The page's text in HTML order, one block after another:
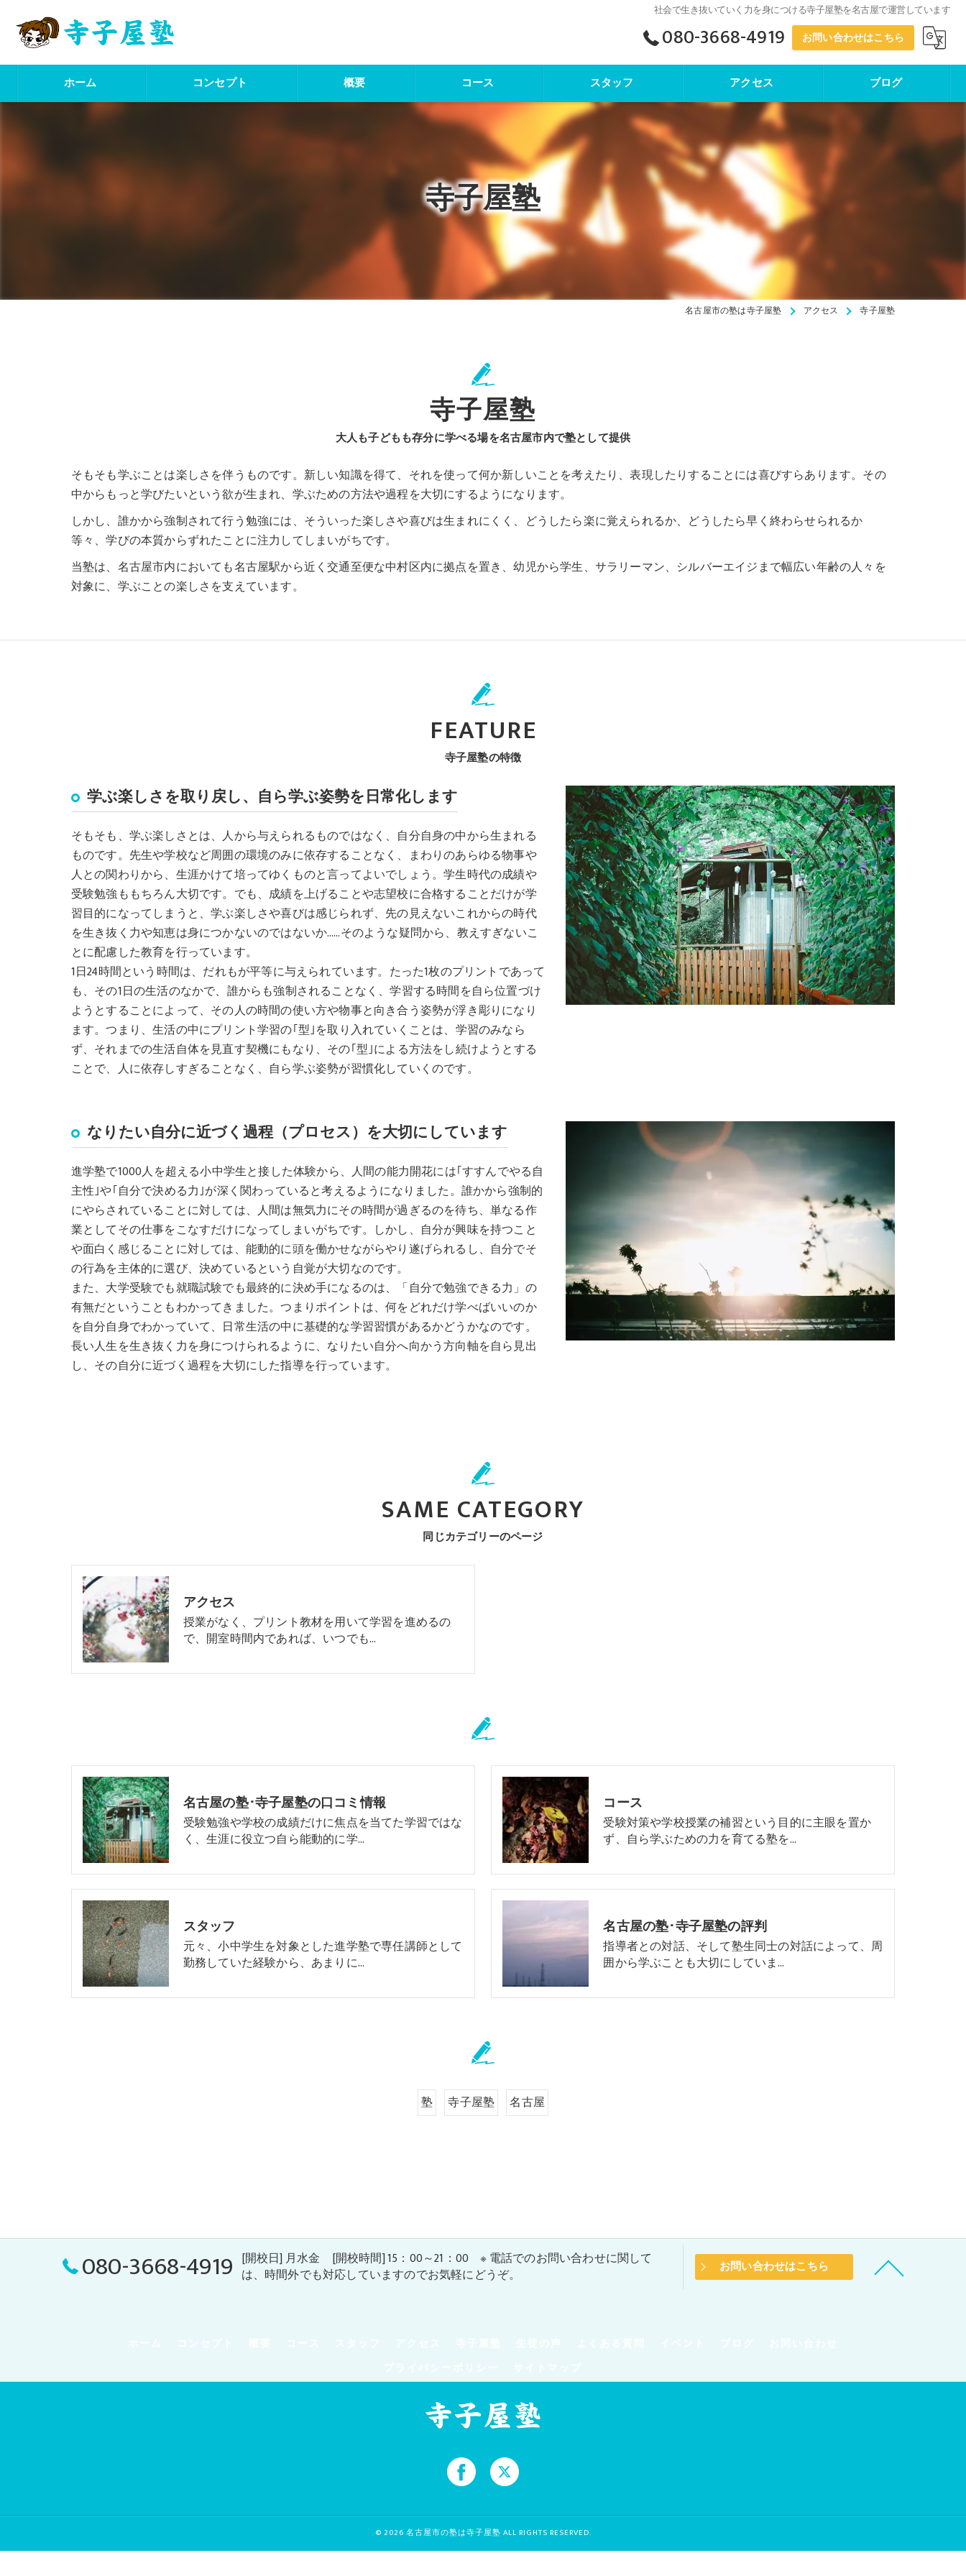
社会で生き抜いていく力を身につける寺子屋塾を名古屋で運営しています
080-3668-4919 お問い合わせはこちら
ホーム コンセプト 概要 コース スタッフ アクセス ブログ
寺子屋塾
名古屋市の塾は寺子屋塾 アクセス 寺子屋塾
大人も子どもも存分に学べる場を名古屋市内で塾として提供
寺子屋塾
そもそも学ぶことは楽しさを伴うものです。新しい知識を得て、それを使って何か新しいことを考えたり、表現したりすることには喜びすらあります。その
中からもっと学びたいという欲が生まれ、学ぶための方法や過程を大切にするようになります。
しかし、誰かから強制されて行う勉強には、そういった楽しさや喜びは生まれにくく、どうしたら楽に覚えられるか、どうしたら早く終わらせられるか
等々、学びの本質からずれたことに注力してしまいがちです。
当塾は、名古屋市内においても名古屋駅から近く交通至便な中村区内に拠点を置き、幼児から学生、サラリーマン、シルバーエイジまで幅広い年齢の人々を
対象に、学ぶことの楽しさを支えています。
寺子屋塾の特徴
FEATURE
学ぶ楽しさを取り戻し、自ら学ぶ姿勢を日常化します
そもそも、学ぶ楽しさとは、人から与えられるものではなく、自分自身の中から生まれる
ものです。先生や学校など周囲の環境のみに依存することなく、まわりのあらゆる物事や
人との関わりから、生涯かけて培ってゆくものと言ってよいでしょう。学生時代の成績や
受験勉強ももちろん大切です。でも、成績を上げることや志望校に合格することだけが学
習目的になってしまうと、学ぶ楽しさや喜びは感じられず、先の見えないこれからの時代
を生き抜く力や知恵は身につかないのではないか……そのような疑問から、教えすぎないこ
とに配慮した教育を行っています。
1日24時間という時間は、だれもが平等に与えられています。たった1枚のプリントであって
も、その1日の生活のなかで、誰からも強制されることなく、学習する時間を自ら位置づけ
ようとすることによって、その人の時間の使い方や物事と向き合う姿勢が浮き彫りになり
ます。つまり、生活の中にプリント学習の｢型｣を取り入れていくことは、学習のみなら
ず、それまでの生活自体を見直す契機にもなり、その｢型｣による方法をし続けようとする
ことで、人に依存しすぎることなく、自ら学ぶ姿勢が習慣化していくのです。
なりたい自分に近づく過程（プロセス）を大切にしています
進学塾で1000人を超える小中学生と接した体験から、人間の能力開花には｢すすんでやる自
主性｣や｢自分で決める力｣が深く関わっていると考えるようになりました。誰かから強制的
にやらされていることに対しては、人間は無気力にその時間が過ぎるのを待ち、単なる作
業としてその仕事をこなすだけになってしまいがちです。しかし、自分が興味を持つこと
や面白く感じることに対しては、能動的に頭を働かせながらやり遂げられるし、自分でそ
の行為を主体的に選び、決めているという自覚が大切なのです。
また、大学受験でも就職試験でも最終的に決め手になるのは、「自分で勉強できる力」の
有無だということもわかってきました。つまりポイントは、何をどれだけ学べばいいのか
を自分自身でわかっていて、日常生活の中に基礎的な学習習慣があるかどうかなのです。
長い人生を生き抜く力を身につけられるように、なりたい自分へ向かう方向軸を自ら見出
し、その自分に近づく過程を大切にした指導を行っています。
同じカテゴリーのページ
SAME CATEGORY
アクセス
授業がなく、プリント教材を用いて学習を進めるの
で、開室時間内であれば、いつでも…
名古屋の塾･寺子屋塾の口コミ情報
受験勉強や学校の成績だけに焦点を当てた学習ではな
く、生涯に役立つ自ら能動的に学…
コース
受験対策や学校授業の補習という目的に主眼を置か
ず、自ら学ぶための力を育てる塾を…
スタッフ
元々、小中学生を対象とした進学塾で専任講師として
勤務していた経験から、あまりに…
名古屋の塾･寺子屋塾の評判
指導者との対話、そして塾生同士の対話によって、周
囲から学ぶことも大切にしていま…
塾 寺子屋塾 名古屋
080-3668-4919 [開校日] 月水金 [開校時間] 15：00～21：00 ※ 電話でのお問い合わせに関して
は、時間外でも対応していますのでお気軽にどうぞ。
お問い合わせはこちら
© 2026 名古屋市の塾は寺子屋塾 ALL RIGHTS RESERVED.